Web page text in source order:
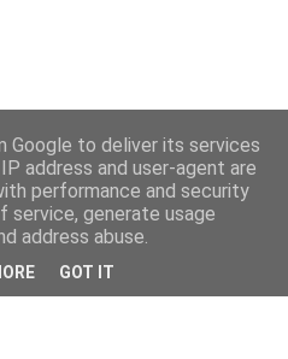
Google to deliver its services
address and user-agent are
performance and security
generate usage
address abuse.
GOT IT